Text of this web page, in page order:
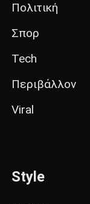
Πολιτική
Σπορ
Tech
Περιβάλλον
Viral
Style